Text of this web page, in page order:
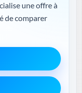
une offre à